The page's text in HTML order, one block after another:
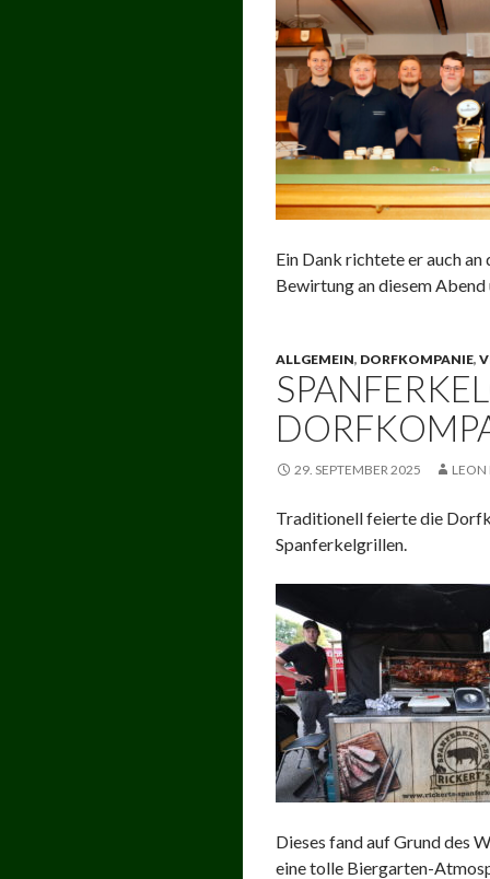
Ein Dank richtete er auch
Bewirtung an diesem
ALLGEMEIN, DORFKOMPANIE,
29. SEPTEMBER 2025 LEON
Traditionell feierte die
Spanferkelgrillen.
Dieses fand auf Grund des
eine tolle Biergarten-